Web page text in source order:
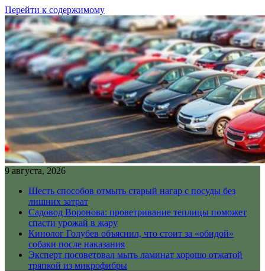
Перейти к содержимому
9 августа, 2026
Шесть способов отмыть старый нагар с посуды без
лишних затрат
Садовод Воронова: проветривание теплицы поможет
спасти урожай в жару
Кинолог Голубев объяснил, что стоит за «обидой»
собаки после наказания
Эксперт посоветовал мыть ламинат хорошо отжатой
тряпкой из микрофибры